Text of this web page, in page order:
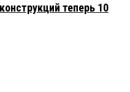
теперь 10